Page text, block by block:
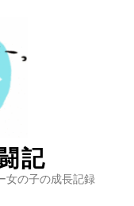
記
女の子の成長記録